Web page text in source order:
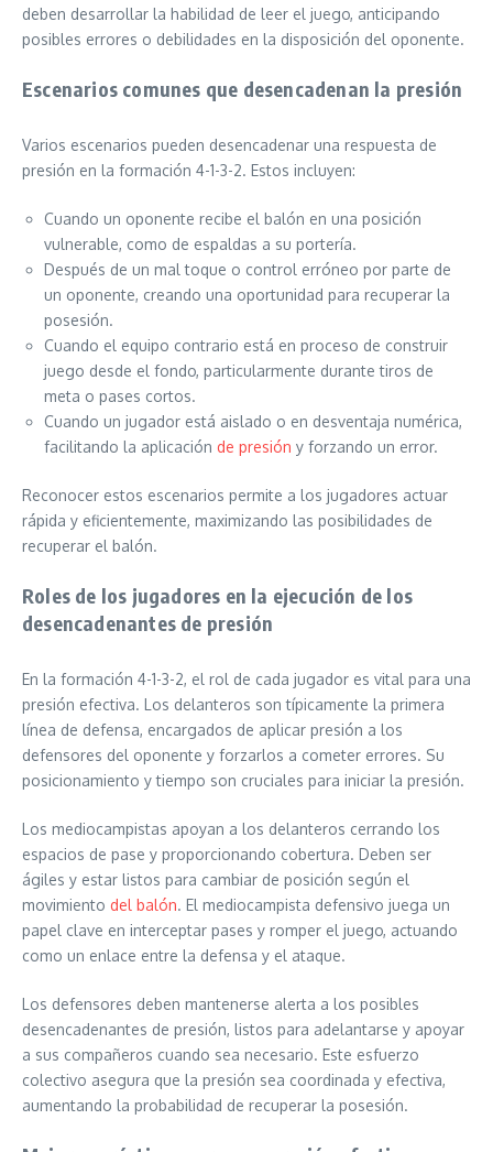
deben desarrollar la habilidad de leer el juego, anticipando
posibles errores o debilidades en la disposición del oponente.
Escenarios comunes que desencadenan la presión
Varios escenarios pueden desencadenar una respuesta de
presión en la formación 4-1-3-2. Estos incluyen:
Cuando un oponente recibe el balón en una posición
vulnerable, como de espaldas a su portería.
Después de un mal toque o control erróneo por parte de
un oponente, creando una oportunidad para recuperar la
posesión.
Cuando el equipo contrario está en proceso de construir
juego desde el fondo, particularmente durante tiros de
meta o pases cortos.
Cuando un jugador está aislado o en desventaja numérica,
facilitando la aplicación de presión y forzando un error.
Reconocer estos escenarios permite a los jugadores actuar
rápida y eficientemente, maximizando las posibilidades de
recuperar el balón.
Roles de los jugadores en la ejecución de los
desencadenantes de presión
En la formación 4-1-3-2, el rol de cada jugador es vital para una
presión efectiva. Los delanteros son típicamente la primera
línea de defensa, encargados de aplicar presión a los
defensores del oponente y forzarlos a cometer errores. Su
posicionamiento y tiempo son cruciales para iniciar la presión.
Los mediocampistas apoyan a los delanteros cerrando los
espacios de pase y proporcionando cobertura. Deben ser
ágiles y estar listos para cambiar de posición según el
movimiento del balón. El mediocampista defensivo juega un
papel clave en interceptar pases y romper el juego, actuando
como un enlace entre la defensa y el ataque.
Los defensores deben mantenerse alerta a los posibles
desencadenantes de presión, listos para adelantarse y apoyar
a sus compañeros cuando sea necesario. Este esfuerzo
colectivo asegura que la presión sea coordinada y efectiva,
aumentando la probabilidad de recuperar la posesión.